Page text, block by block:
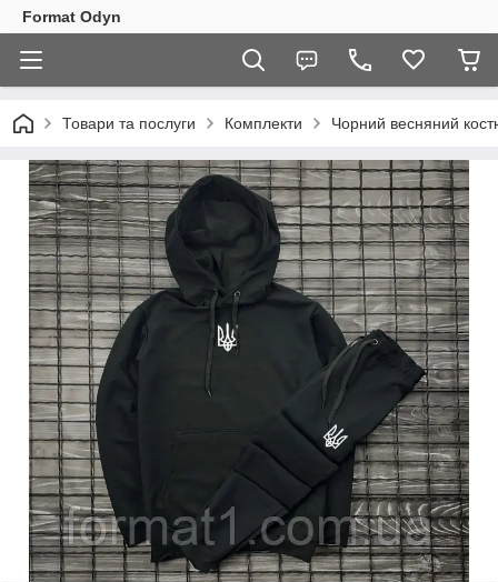
Format Odyn
Товари та послуги Комплекти Чорний весняний